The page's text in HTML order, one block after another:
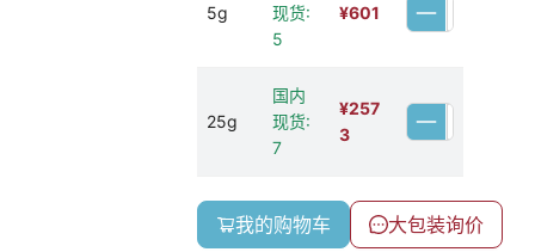
5g
现货:
5
¥601
25g
国内
现货:
7
¥257
3
我的购物车 大包装询价